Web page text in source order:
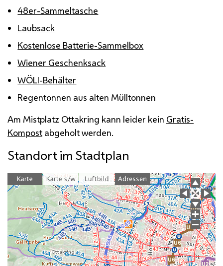
48er-Sammeltasche
Laubsack
Kostenlose Batterie-Sammelbox
Wiener Geschenksack
WÖLI-Behälter
Regentonnen aus alten Mülltonnen
Am Mistplatz Ottakring kann leider kein Gratis-
Kompost abgeholt werden.
Standort im Stadtplan